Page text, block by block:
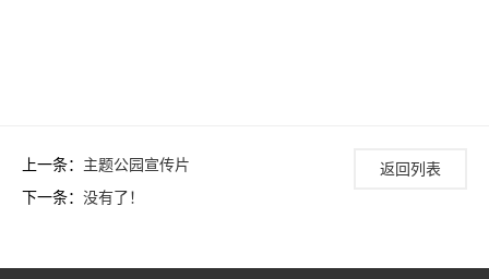
返回列表
上一条： 主题公园宣传片
下一条： 没有了！